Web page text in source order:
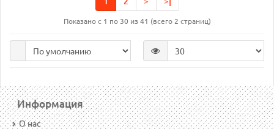
Показано с 1 по 30 из 41 (всего 2 страниц)
Информация
О нас